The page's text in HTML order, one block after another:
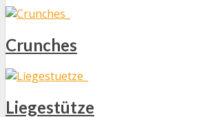
Crunches
Liegestütze